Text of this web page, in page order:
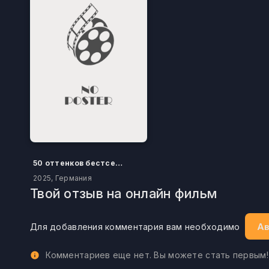
50 оттенков бестселлера
2025, Германия
Твой отзыв на онлайн фильм
Для добавления комментария вам необходимо
Комментариев еще нет. Вы можете стать первым!